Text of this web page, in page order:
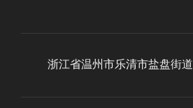
浙江省温州市乐清市盐盘街道